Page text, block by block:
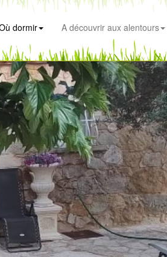
dormir A découvrir aux alentours